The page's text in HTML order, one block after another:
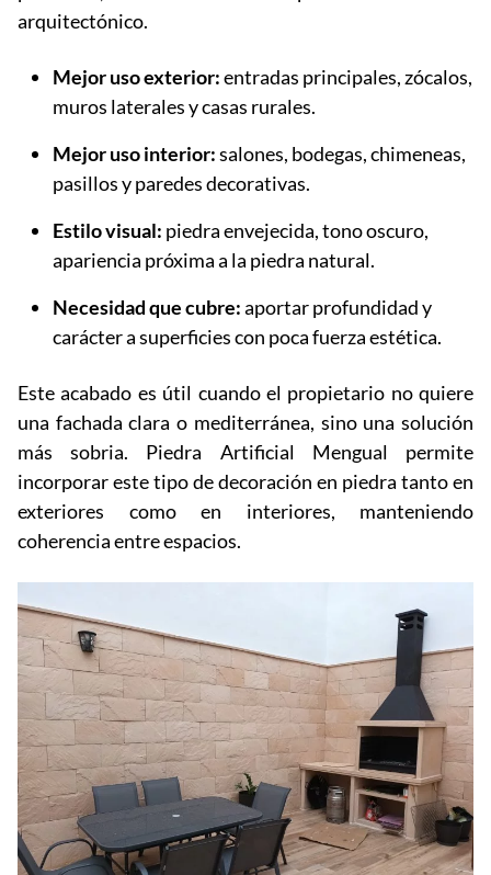
arquitectónico.
Mejor uso exterior:entradas principales, zócalos,
muros laterales y casas rurales.
Mejor uso interior:salones, bodegas, chimeneas,
pasillos y paredes decorativas.
Estilo visual: piedra envejecida, tono oscuro,
apariencia próxima a la piedra natural.
Necesidad que cubre:aportar profundidad y
carácter a superficies con poca fuerza estética.
Este acabado es útil cuando el propietario no quiere
una fachada clara o mediterránea, sino una solución
más sobria. Piedra Artificial Mengual permite
incorporar este tipo de decoración en piedra tanto en
exteriores como en interiores, manteniendo
coherencia entre espacios.